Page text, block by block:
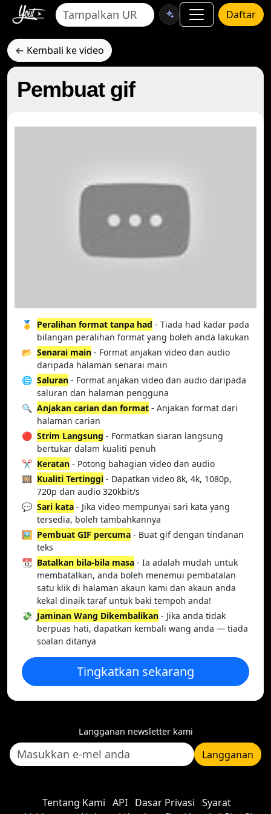
Daftar
← Kembali ke video
Pembuat gif
🥇 Peralihan format tanpa had - Tiada had kadar pada
bilangan peralihan format yang boleh anda lakukan
📂 Senarai main - Format anjakan video dan audio
daripada halaman senarai main
🌐 Saluran - Format anjakan video dan audio daripada
saluran dan halaman pengguna
🔍 Anjakan carian dan format - Anjakan format dari
halaman carian
🔴 Strim Langsung - Formatkan siaran langsung
bertukar dalam kualiti penuh
✂️ Keratan - Potong bahagian video dan audio
🎞️ Kualiti Tertinggi - Dapatkan video 8k, 4k, 1080p,
720p dan audio 320kbit/s
💬 Sari kata - Jika video mempunyai sari kata yang
tersedia, boleh tambahkannya
🖼️ Pembuat GIF percuma - Buat gif dengan tindanan
teks
📆 Batalkan bila-bila masa - Ia adalah mudah untuk
membatalkan, anda boleh menemui pembatalan
satu klik di halaman akaun kami dan akaun anda
kekal dinaik taraf untuk baki tempoh anda!
💸 Jaminan Wang Dikembalikan - Jika anda tidak
berpuas hati, dapatkan kembali wang anda — tiada
soalan ditanya
Tingkatkan sekarang
Langganan newsletter kami
Langganan
Tentang Kami API Dasar Privasi Syarat